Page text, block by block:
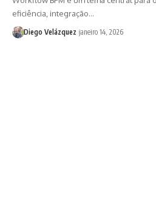
eficiência, integração…
Diego Velázquez janeiro 14, 2026